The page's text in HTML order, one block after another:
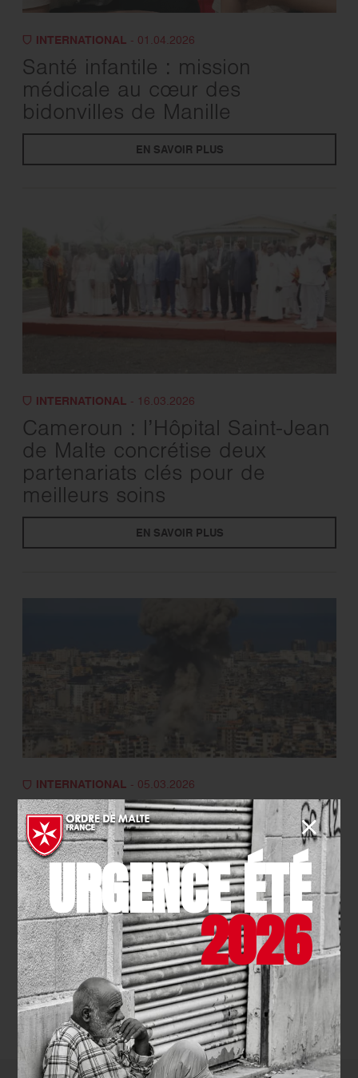
INTERNATIONAL - 01.04.2026
Santé infantile : mission
médicale au cœur des
bidonvilles de Manille
EN SAVOIR PLUS
INTERNATIONAL - 16.03.2026
Cameroun : l’Hôpital Saint-Jean
de Malte concrétise deux
partenariats clés pour de
meilleurs soins
EN SAVOIR PLUS
INTERNATIONAL - 05.03.2026
L’Ordre de Malte France
maintient sa présence au
Moyen-Orient
EN SAVOIR PLUS
TOUTES LES ACTUALITÉS
URGENCE ÉTÉ
2026